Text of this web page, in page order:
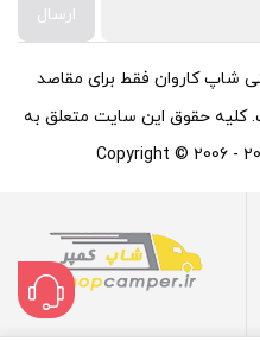
ارسال
شاپ کاروان فقط برای مقاصد
کلیه حقوق این سایت متعلق به